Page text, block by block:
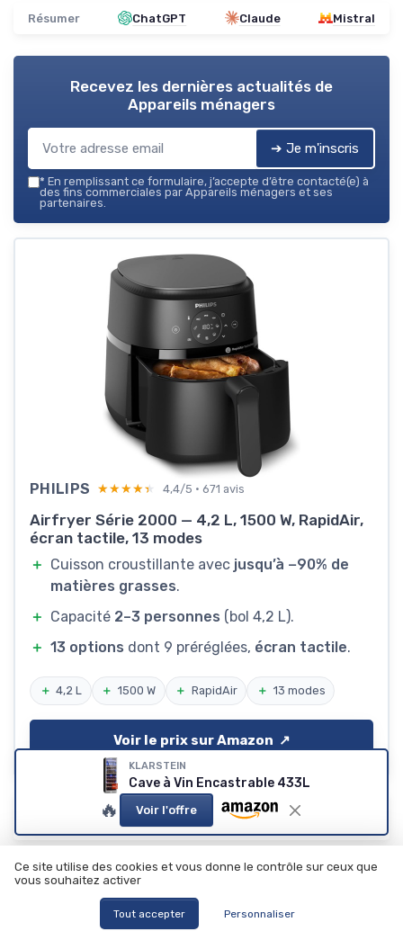
Résumer ChatGPT Claude Mistral
Recevez les dernières actualités de
Appareils ménagers
➔ Je m'inscris
* En remplissant ce formulaire, j’accepte d’être contacté(e) à
des fins commerciales par Appareils ménagers et ses
partenaires.
PHILIPS ★★★★★
★★★★★ 4,4/5 · 671 avis
Airfryer Série 2000 — 4,2 L, 1500 W, RapidAir,
écran tactile, 13 modes
＋ Cuisson croustillante avec jusqu’à −90% de
matières grasses.
＋ Capacité 2–3 personnes (bol 4,2 L).
＋ 13 options dont 9 préréglées, écran tactile.
＋ 4,2 L ＋ 1500 W ＋ RapidAir ＋ 13 modes
Voir le prix sur Amazon ↗️
Appareils ménagers
Ajoutez-nous à vos sources préférées sur Google
KLARSTEIN
Cave à Vin Encastrable 433L
🔥 Voir l'offre
Ce site utilise des cookies et vous donne le contrôle sur ceux que
vous souhaitez activer
Tout accepter Personnaliser